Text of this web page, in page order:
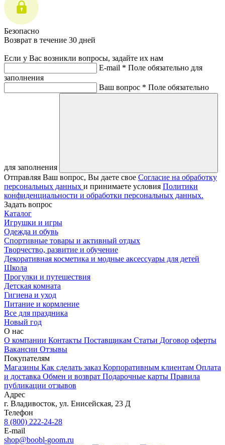
Безопасно
Возврат в течение 30 дней
Если у Вас возникли вопросы, задайте их нам
E-mail * Поле обязательно для
заполнения
Ваш вопрос * Поле обязательно
для заполнения
Отправляя Ваш вопрос, Вы даете свое Согласие на обработку
персональных данных и принимаете условия Политики
конфиденциальности и обработки персональных данных.
Задать вопрос
Каталог
Игрушки и игры
Одежда и обувь
Спортивные товары и активный отдых
Творчество, развитие и обучение
Декоративная косметика и модные аксессуары для детей
Школа
Прогулки и путешествия
Детская комната
Гигиена и уход
Питание и кормление
Все для праздника
Новый год
О нас
О компании Контакты Поставщикам Статьи Договор оферты
Вакансии Отзывы
Покупателям
Магазины Как сделать заказ Корпоративным клиентам Оплата
и доставка Обмен и возврат Подарочные карты Правила
публикации отзывов
Адрес
г. Владивосток, ул. Енисейская, 23 Д
Телефон
8 (800) 222-24-28
E-mail
shop@boobl-goom.ru